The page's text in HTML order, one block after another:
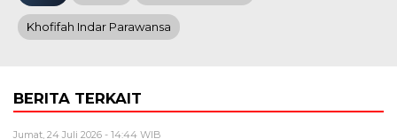
Khofifah Indar Parawansa
BERITA TERKAIT
Jumat, 24 Juli 2026 - 14:44 WIB